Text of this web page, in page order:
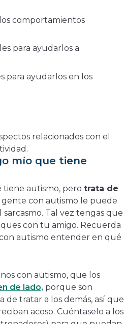
comportamientos
para ayudarlos a
para ayudarlos en los
relacionados con el
mío que tiene
tiene autismo, pero trata de
gente con autismo le puede
Tal vez tengas que
con tu amigo. Recuerda
autismo entender en qué
con autismo, que los
de lado, porque son
de tratar a los demás, así que
acoso. Cuéntaselo a los